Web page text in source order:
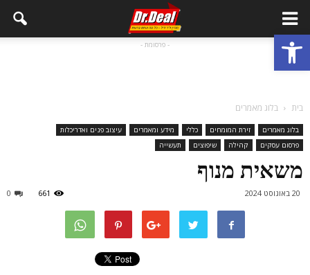
פתח סרגל נגישות - פרסומת -
בית בלוג מאמרים
בלוג מאמרים זירת המומחים כללי מידע ומאמרים
עיצוב פנים ואדריכלות
פרסום עסקים
קהילה שיפוצים תעשייה
משאית מנוף
20 באוגוסט 2024 0 661